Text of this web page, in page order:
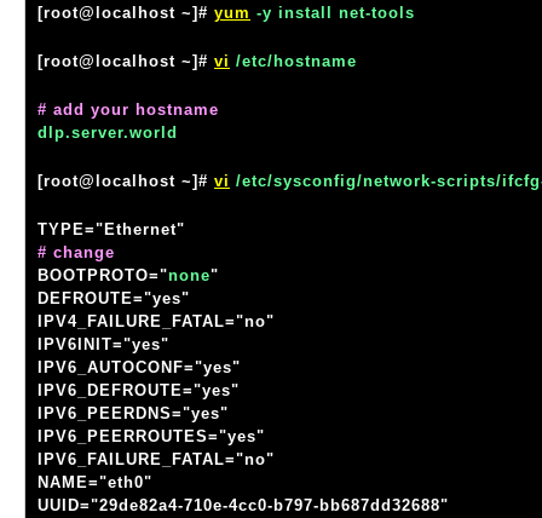
[root@localhost ~]# yum -y install net-tools
[root@localhost ~]# vi /etc/hostname
# add your hostname
dlp.server.world
[root@localhost ~]# vi /etc/sysconfig/network-scripts/
TYPE="Ethernet"
# change
BOOTPROTO="none"
DEFROUTE="yes"
IPV4_FAILURE_FATAL="no"
IPV6INIT="yes"
IPV6_AUTOCONF="yes"
IPV6_DEFROUTE="yes"
IPV6_PEERDNS="yes"
IPV6_PEERROUTES="yes"
IPV6_FAILURE_FATAL="no"
NAME="eth0"
UUID="29de82a4-710e-4cc0-b797-bb687dd32688"